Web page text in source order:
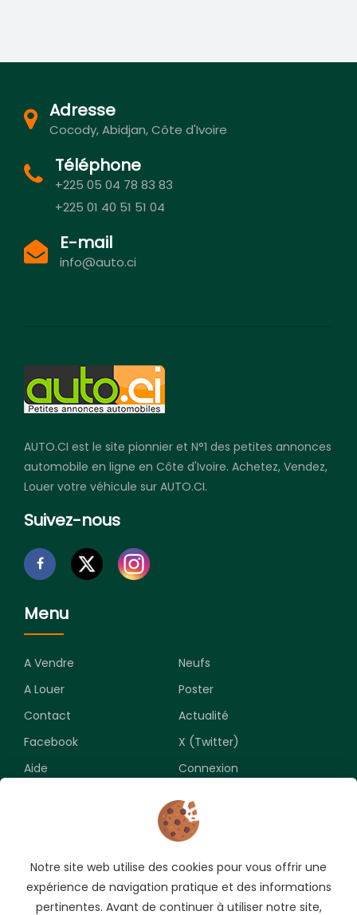
Adresse
Cocody, Abidjan, Côte d'Ivoire
Téléphone
+225 05 04 78 83 83
+225 01 40 51 51 04
E-mail
info@auto.ci
AUTO.CI est le site pionnier et N°1 des petites annonces
automobile en ligne en Côte d'Ivoire. Achetez, Vendez,
Louer votre véhicule sur AUTO.CI.
Suivez-nous
Menu
A Vendre
Neufs
A Louer
Poster
Contact
Actualité
Facebook
X (Twitter)
Aide
Connexion
Souscrivez pour recevoir les meilleures opportunités.
Notre site web utilise des cookies pour vous offrir une
expérience de navigation pratique et des informations
pertinentes. Avant de continuer à utiliser notre site,